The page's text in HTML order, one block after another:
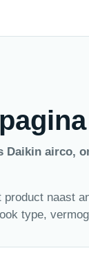
Daikin airco,
naast
type,